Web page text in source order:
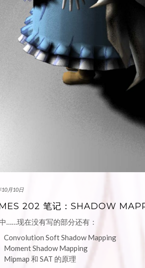
10月10日
202 笔记：SHADOW
……现在没有写的部分还有：
Convolution Soft Shadow Mapping
Moment Shadow Mapping
Mipmap 和 SAT 的原理